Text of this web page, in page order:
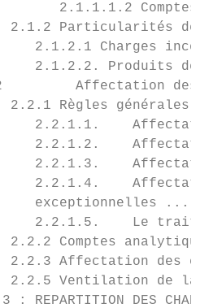
2.1.1.1.2 Comptes
2.1.2 Particularités de
2.1.2.1 Charges
2.1.2.2. Produits
Affectation des
2.2.1 Règles générales
2.2.1.1.
2.2.1.2.
2.2.1.3.
2.2.1.4.
exceptionnelles
2.2.1.5.    Le
2.2.2 Comptes
2.2.3 Affectation des
2.2.5 Ventilation de la
: REPARTITION DES